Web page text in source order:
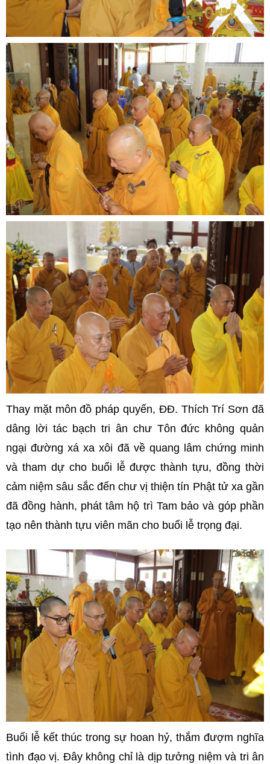
Thay mặt môn đồ pháp quyến, ĐĐ. Thích Trí Sơn đã
dâng lời tác bạch tri ân chư Tôn đức không quản
ngại đường xá xa xôi đã về quang lâm chứng minh
và tham dự cho buổi lễ được thành tựu, đồng thời
cảm niệm sâu sắc đến chư vị thiện tín Phật tử xa gần
đã đồng hành, phát tâm hộ trì Tam bảo và góp phần
tạo nên thành tựu viên mãn cho buổi lễ trọng đại.
Buổi lễ kết thúc trong sự hoan hỷ, thắm đượm nghĩa
tình đạo vị. Đây không chỉ là dịp tưởng niệm và tri ân